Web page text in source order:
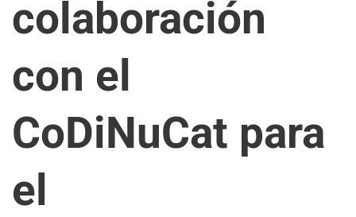
colaboración
con el
CoDiNuCat para
el